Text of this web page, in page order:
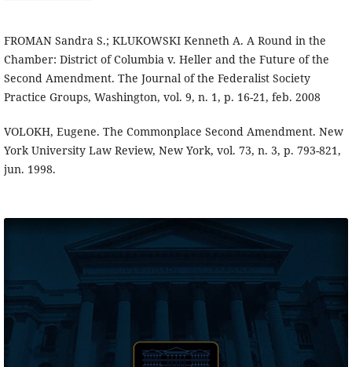
FROMAN Sandra S.; KLUKOWSKI Kenneth A. A Round in the
Chamber: District of Columbia v. Heller and the Future of the
Second Amendment. The Journal of the Federalist Society
Practice Groups, Washington, vol. 9, n. 1, p. 16-21, feb. 2008
VOLOKH, Eugene. The Commonplace Second Amendment. New
York University Law Review, New York, vol. 73, n. 3, p. 793-821,
jun. 1998.